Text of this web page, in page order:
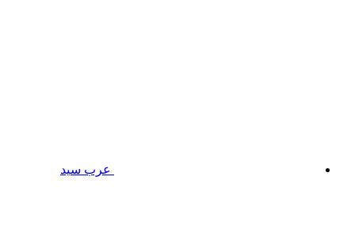
عرب سيد